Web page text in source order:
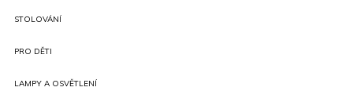
STOLOVÁNÍ
PRO DĚTI
LAMPY A OSVĚTLENÍ